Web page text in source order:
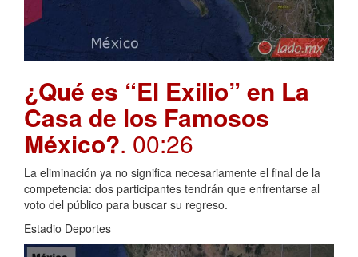
¿Qué es “El Exilio” en La
Casa de los Famosos
México?. 00:26
La eliminación ya no significa necesariamente el final de la
competencia: dos participantes tendrán que enfrentarse al
voto del público para buscar su regreso.
Estadio Deportes